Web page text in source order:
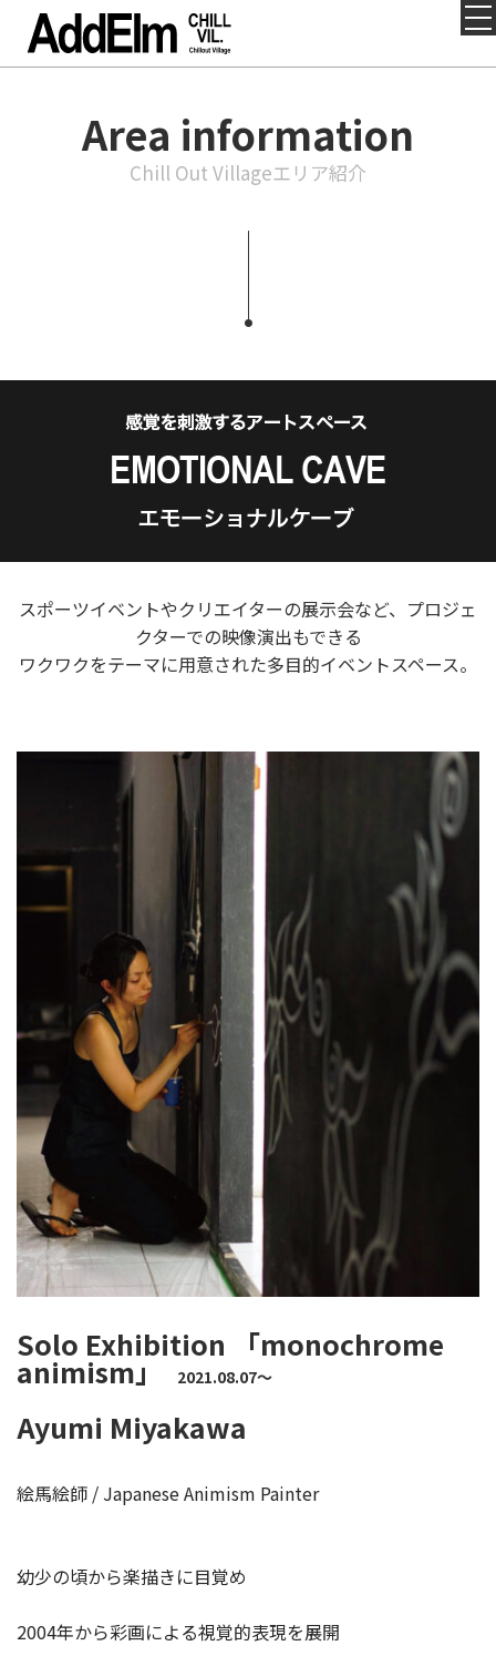
Area information
Chill Out Villageエリア紹介
スポーツイベントやクリエイターの展示会など、プロジェ
クターでの映像演出もできる
ワクワクをテーマに用意された多目的イベントスペース。
Solo Exhibition 「monochrome
animism」 2021.08.07〜
Ayumi Miyakawa
絵馬絵師 / Japanese Animism Painter
幼少の頃から楽描きに目覚め
2004年から彩画による視覚的表現を展開